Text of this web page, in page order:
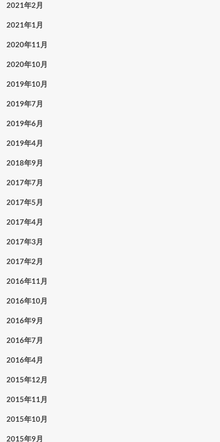
2021年2月
2021年1月
2020年11月
2020年10月
2019年10月
2019年7月
2019年6月
2019年4月
2018年9月
2017年7月
2017年5月
2017年4月
2017年3月
2017年2月
2016年11月
2016年10月
2016年9月
2016年7月
2016年4月
2015年12月
2015年11月
2015年10月
2015年9月